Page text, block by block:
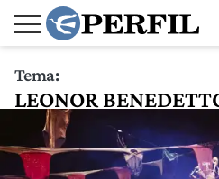
Tema:
LEONOR